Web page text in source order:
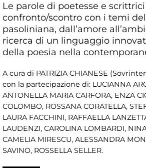
Le parole di poetesse e scrittrici
confronto/scontro con i temi
pasoliniana, dall’amore
ricerca di un linguaggio
della poesia nella
A cura di PATRIZIA CHIANESE
con la partecipazione di: LUCIANNA
ANTONELLA MARIA CARFORA, ENZA
COLOMBO, ROSSANA CORATELLA,
LAURA FACCHINI, RAFFAELLA
LAUDENZI, CAROLINA LOMBARDI,
CAMELIA MIRESCU, ALESSANDRA
SAVINO, ROSSELLA SELLER.